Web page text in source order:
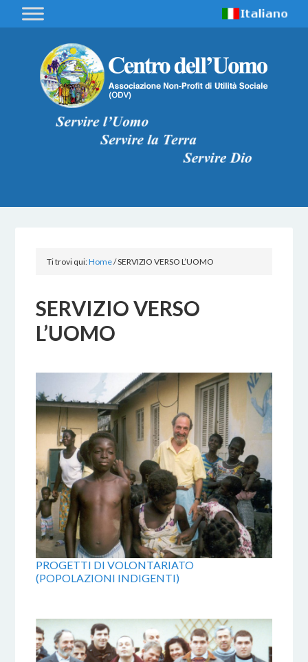
Ti trovi qui:Home/SERVIZIO VERSO L’UOMO
SERVIZIO VERSO
L’UOMO
PROGETTI DI VOLONTARIATO
(POPOLAZIONI INDIGENTI)